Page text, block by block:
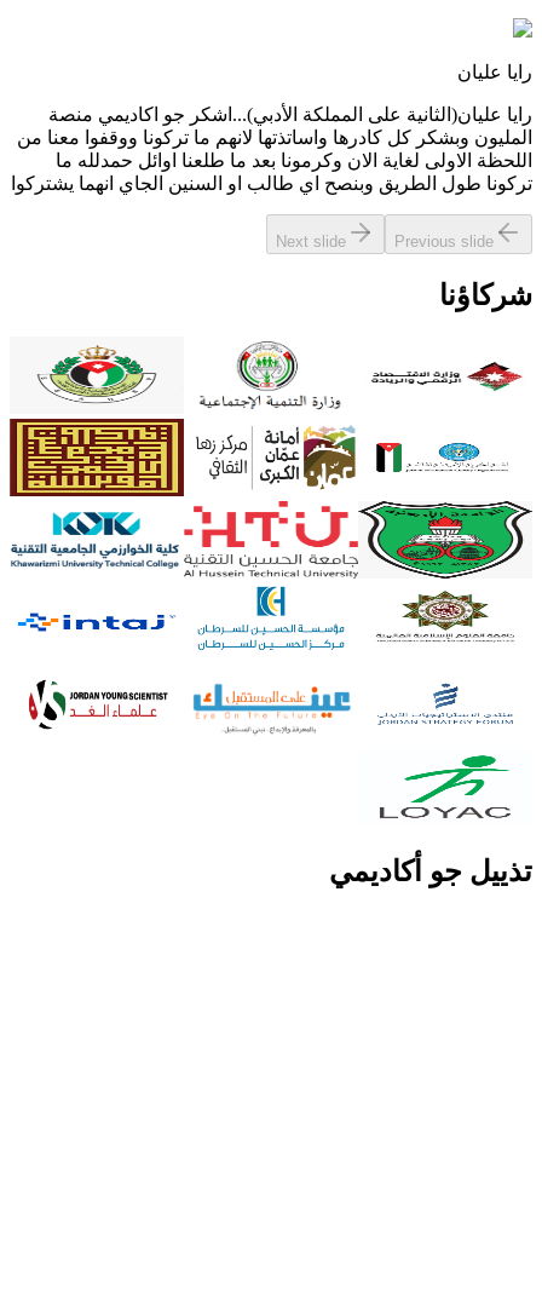
رايا عليان
رايا عليان(الثانية على المملكة الأدبي)...اشكر جو اكاديمي منصة
المليون وبشكر كل كادرها واساتذتها لانهم ما تركونا ووقفوا معنا من
اللحظة الاولى لغاية الان وكرمونا بعد ما طلعنا اوائل حمدلله ما
تركونا طول الطريق وبنصح اي طالب او السنين الجاي انهما يشتركوا
Previous slide
Next slide
شركاؤنا
تذييل جو أكاديمي